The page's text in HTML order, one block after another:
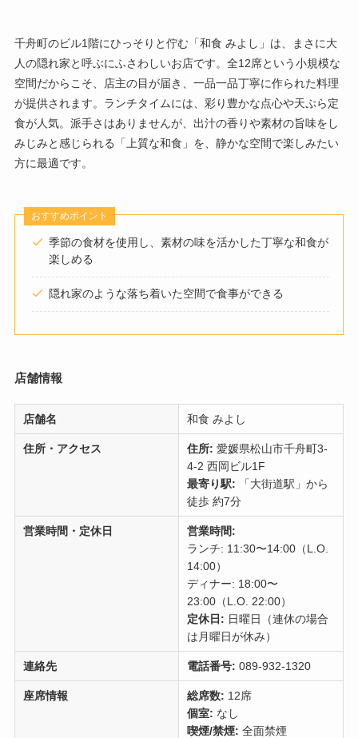
千舟町のビル1階にひっそりと佇む「和食 みよし」は、まさに大
人の隠れ家と呼ぶにふさわしいお店です。全12席という小規模な
空間だからこそ、店主の目が届き、一品一品丁寧に作られた料理
が提供されます。ランチタイムには、彩り豊かな点心や天ぷら定
食が人気。派手さはありませんが、出汁の香りや素材の旨味をし
みじみと感じられる「上質な和食」を、静かな空間で楽しみたい
方に最適です。
おすすめポイント
季節の食材を使用し、素材の味を活かした丁寧な和食が
楽しめる
隠れ家のような落ち着いた空間で食事ができる
店舗情報
店舗名 和食 みよし
住所・アクセス 住所: 愛媛県松山市千舟町3-
4-2 西岡ビル1F
最寄り駅: 「大街道駅」から
徒歩 約7分
営業時間・定休日
営業時間:
ランチ: 11:30〜14:00（L.O.
14:00）
ディナー: 18:00〜
23:00（L.O. 22:00）
定休日: 日曜日（連休の場合
は月曜日が休み）
連絡先 電話番号: 089-932-1320
座席情報 総席数: 12席
個室: なし
喫煙/禁煙: 全面禁煙